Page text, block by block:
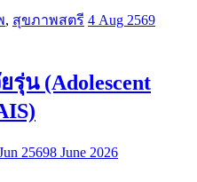
, สุขภาพสตรี 4 Aug 2569
น (Adolescent
25698 June 2026